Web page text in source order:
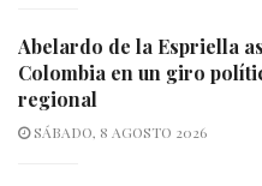
Abelardo de la Espriella
Colombia en un giro
regional
SÁBADO, 8 AGOSTO 2026